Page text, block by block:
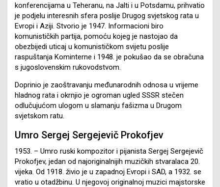
konferencijama u Teheranu, na Jalti i u Potsdamu, prihvatio
je podjelu interesnih sfera poslije Drugog svjetskog rata u
Evropi i Aziji. Stvorio je 1947. Informacioni biro
komunističkih partija, pomoću kojeg je nastojao da
obezbijedi uticaj u komunističkom svijetu poslije
raspuštanja Kominterne i 1948. je pokušao da se obračuna
s jugoslovenskim rukovodstvom.
Doprinio je zaoštravanju međunarodnih odnosa u vrijeme
hladnog rata i okrnjio je ogroman ugled SSSR stečen
odlučujućom ulogom u slamanju fašizma u Drugom
svjetskom ratu.
Umro Sergej Sergejevič Prokofjev
1953. – Umro ruski kompozitor i pijanista Sergej Sergejevič
Prokofjev, jedan od najoriginalnijih muzičkih stvaralaca 20.
vijeka. Od 1918. živio je u zapadnoj Evropi i SAD, a 1932. se
vratio u otadžbinu. U njegovoj originalnoj muzici majstorske